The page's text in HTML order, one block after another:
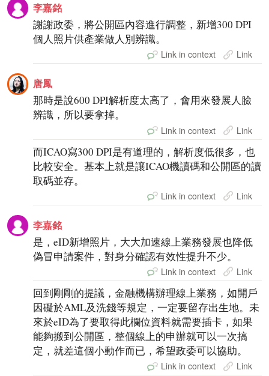
李嘉銘
謝謝政委，將公開區內容進行調整，新增300 DPI
個人照片供產業做人別辨識。
Link in context Link
唐鳳
那時是說600 DPI解析度太高了，會用來發展人臉
辨識，所以要拿掉。
Link in context Link
而ICAO寫300 DPI是有道理的，解析度低很多，也
比較安全。基本上就是讓ICAO機讀碼和公開區的讀
取碼並存。
Link in context Link
李嘉銘
是，eID新增照片，大大加速線上業務發展也降低
偽冒申請案件，對身分確認有效性提升不少。
Link in context Link
回到剛剛的提議，金融機構辦理線上業務，如開戶
因礙於AML及洗錢等規定，一定要留存出生地。未
來於eID為了要取得此欄位資料就需要插卡，如果
能夠搬到公開區，整個線上的申辦就可以一次搞
定，就差這個小動作而已，希望政委可以協助。
Link in context Link